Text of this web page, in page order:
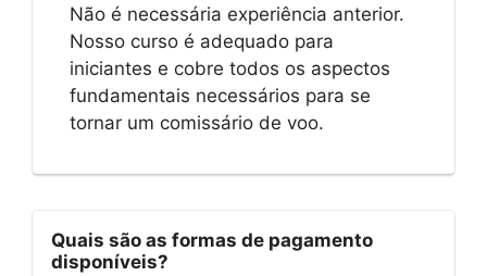
Não é necessária experiência anterior.
Nosso curso é adequado para
iniciantes e cobre todos os aspectos
fundamentais necessários para se
tornar um comissário de voo.
Quais são as formas de pagamento
disponíveis?